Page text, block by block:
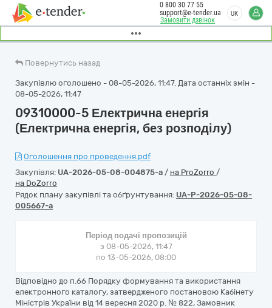
Замовити дзвінок
0 800 30 77 55
support@e-tender.ua
UK
Повернутись назад
Закупівлю оголошено - 08-05-2026, 11:47. Дата останніх змін -
08-05-2026, 11:47
09310000-5 Електрична енергія
(Електрична енергія, без розподілу)
Оголошення про проведення.pdf
Закупівля: UA-2026-05-08-004875-a / на ProZorro /
на DoZorro
Рядок плану закупівлі та обґрунтування: UA-P-2026-05-08-
005667-a
Період подачі пропозицій
з 08-05-2026, 11:47
по 13-05-2026, 08:00
Відповідно до п.66 Порядку формування та використання
електронного каталогу, затвердженого постановою Кабінету
Міністрів України від 14 вересня 2020 р. № 822, Замовник